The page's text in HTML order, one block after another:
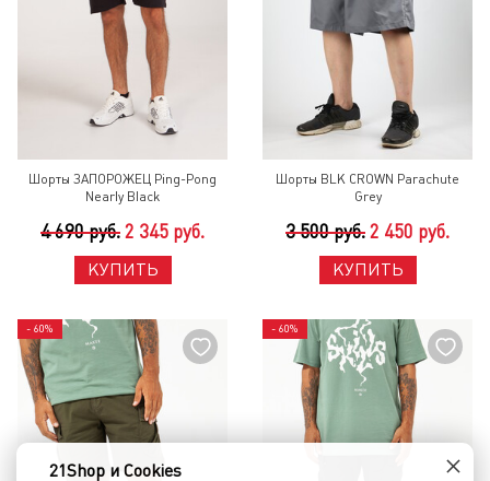
Шорты ЗАПОРОЖЕЦ Ping-Pong
Nearly Black
4 690 руб. 2 345 руб.
КУПИТЬ
Шорты BLK CROWN Parachute
Grey
3 500 руб. 2 450 руб.
КУПИТЬ
- 60% - 60%
21Shop и Cookies ×